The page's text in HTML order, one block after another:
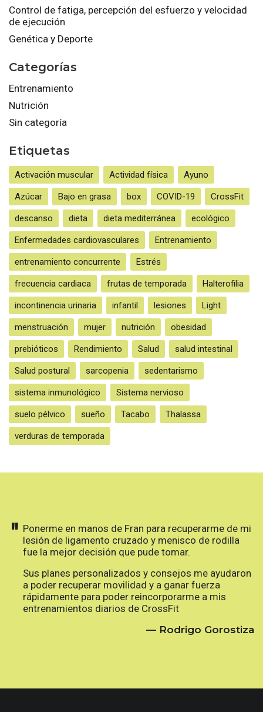
Control de fatiga, percepción del esfuerzo y velocidad
de ejecución
Genética y Deporte
Categorías
Entrenamiento
Nutrición
Sin categoría
Etiquetas
Activación muscular Actividad física Ayuno
Azúcar Bajo en grasa box COVID-19 CrossFit
descanso dieta dieta mediterránea ecológico
Enfermedades cardiovasculares Entrenamiento
entrenamiento concurrente Estrés
frecuencia cardiaca frutas de temporada Halterofilia
incontinencia urinaria infantil lesiones Light
menstruación mujer nutrición obesidad
prebióticos Rendimiento Salud salud intestinal
Salud postural sarcopenia sedentarismo
sistema inmunológico Sistema nervioso
suelo pélvico sueño Tacabo Thalassa
verduras de temporada
" Ponerme en manos de Fran para recuperarme de mi
lesión de ligamento cruzado y menisco de rodilla
fue la mejor decisión que pude tomar.
Sus planes personalizados y consejos me ayudaron
a poder recuperar movilidad y a ganar fuerza
rápidamente para poder reincorporarme a mis
entrenamientos diarios de CrossFit
— Rodrigo Gorostiza